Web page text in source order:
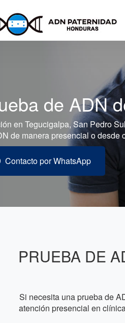
de ADN
en Tegucigalpa, San Pedro
de manera presencial o desde
Contacto por WhatsApp
PRUEBA DE
Si necesita una prueba de
atención presencial en